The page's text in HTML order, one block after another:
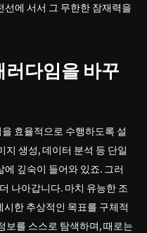
선에 서서 그 무한한 잠재력을
러다임을 바꾸
효율적으로 수행하도록 설
지 생성, 데이터 분석 등 단일
깊숙이 들어와 있죠. 그러
나아갑니다. 마치 유능한 조
한 추상적인 목표를 구체적
보를 스스로 탐색하며, 때로는